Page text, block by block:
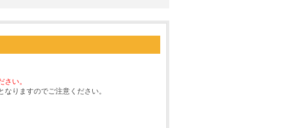
い。
りますのでご注意ください。